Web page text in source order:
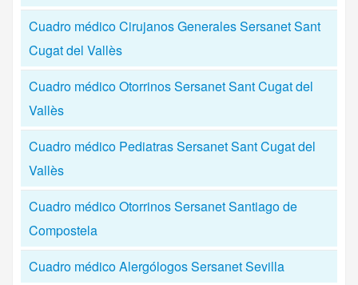
Cuadro médico Cirujanos Generales Sersanet Sant
Cugat del Vallès
Cuadro médico Otorrinos Sersanet Sant Cugat del
Vallès
Cuadro médico Pediatras Sersanet Sant Cugat del
Vallès
Cuadro médico Otorrinos Sersanet Santiago de
Compostela
Cuadro médico Alergólogos Sersanet Sevilla